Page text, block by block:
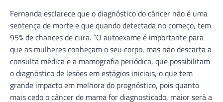
Fernanda esclarece que o diagnóstico do câncer não é uma
sentença de morte e que quando detectada no começo, tem
95% de chances de cura. “O autoexame é importante para
que as mulheres conheçam o seu corpo, mas não descarta a
consulta médica e a mamografia periódica, que possibilitam
o diagnóstico de lesões em estágios iniciais, o que tem
grande impacto em melhora do prognóstico, pois quanto
mais cedo o câncer de mama for diagnosticado, maior será a